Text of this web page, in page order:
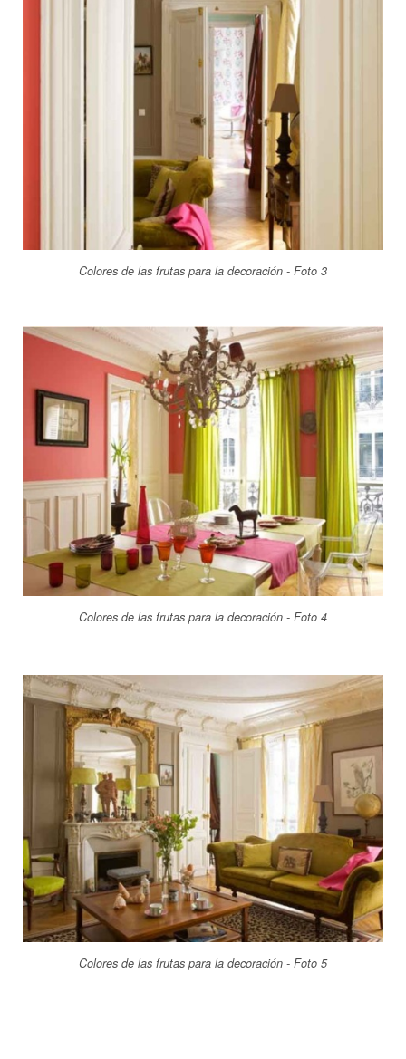
Colores de las frutas para la decoración - Foto 3
Colores de las frutas para la decoración - Foto 4
Colores de las frutas para la decoración - Foto 5